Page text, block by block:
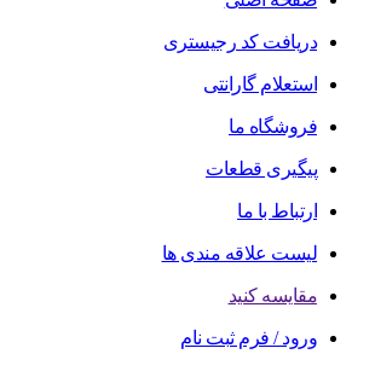
دریافت کد رجیستری
استعلام گارانتی
فروشگاه ما
پیگیری قطعات
ارتباط با ما
لیست علاقه مندی ها
مقایسه کنید
ورود / فرم ثبت نام